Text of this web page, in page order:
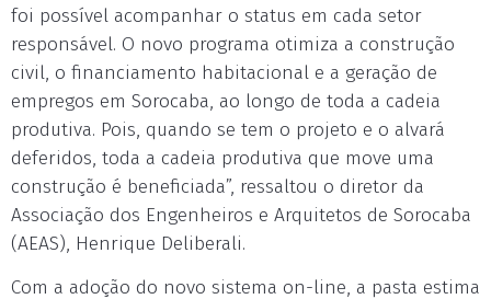
foi possível acompanhar o status em cada setor
responsável. O novo programa otimiza a construção
civil, o financiamento habitacional e a geração de
empregos em Sorocaba, ao longo de toda a cadeia
produtiva. Pois, quando se tem o projeto e o alvará
deferidos, toda a cadeia produtiva que move uma
construção é beneficiada”, ressaltou o diretor da
Associação dos Engenheiros e Arquitetos de Sorocaba
(AEAS), Henrique Deliberali.
Com a adoção do novo sistema on-line, a pasta estima